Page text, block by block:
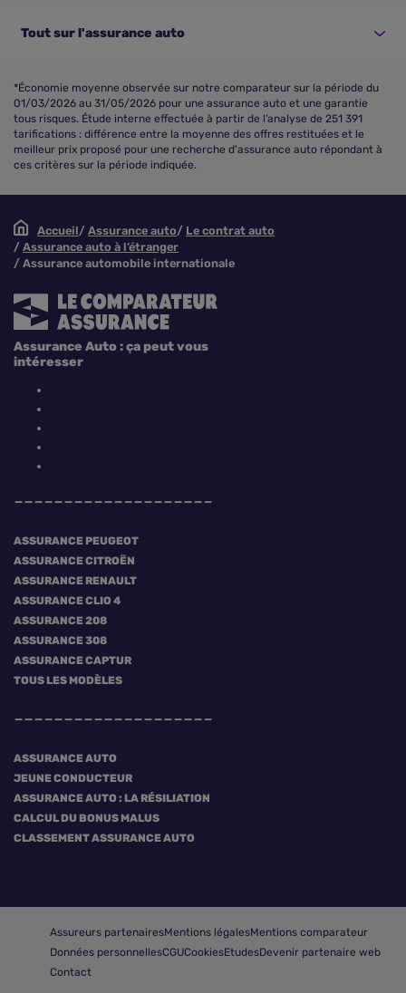
Tout sur l'assurance auto
*Économie moyenne observée sur notre comparateur sur la période du
01/03/2026 au 31/05/2026 pour une assurance auto et une garantie
tous risques. Étude interne effectuée à partir de l’analyse de 251 391
tarifications : différence entre la moyenne des offres restituées et le
meilleur prix proposé pour une recherche d'assurance auto répondant à
ces critères sur la période indiquée.
Accueil Assurance auto
Le contrat auto
Assurance auto à l’étranger
Assurance automobile internationale
ASSURANCE PEUGEOT
ASSURANCE CITROËN
ASSURANCE RENAULT
ASSURANCE CLIO 4
ASSURANCE 208
ASSURANCE 308
ASSURANCE CAPTUR
TOUS LES MODÈLES
ASSURANCE AUTO
JEUNE CONDUCTEUR
ASSURANCE AUTO : LA RÉSILIATION
CALCUL DU BONUS MALUS
CLASSEMENT ASSURANCE AUTO
Assurance Auto : ça peut vous
intéresser
Assureurs partenairesMentions légalesMentions comparateur
Données personnellesCGUCookiesEtudesDevenir partenaire web
Contact